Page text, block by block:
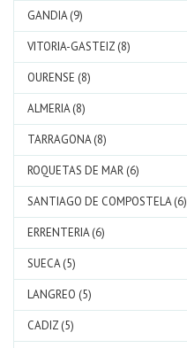
GANDIA (9)
VITORIA-GASTEIZ (8)
OURENSE (8)
ALMERIA (8)
TARRAGONA (8)
ROQUETAS DE MAR (6)
SANTIAGO DE COMPOSTELA (6)
ERRENTERIA (6)
SUECA (5)
LANGREO (5)
CADIZ (5)